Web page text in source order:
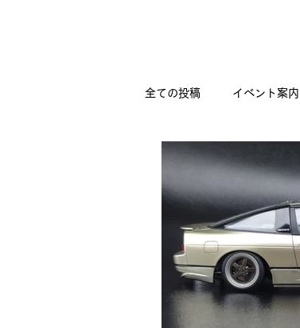
全ての投稿 イベント案内
【二刀流モデラー奮闘記
『今日は美術の時間で
🔧メカニックの作品集